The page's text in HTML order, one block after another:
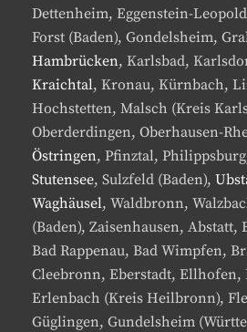
Dettenheim, Eggenstein-
Forst (Baden), Gondelsheim,
Hambrücken, Karlsbad,
Kraichtal, Kronau, Kürnbach,
Hochstetten, Malsch (Kreis
Oberderdingen, Oberhausen-
Östringen, Pfinztal,
Stutensee, Sulzfeld (Baden),
Waghäusel, Waldbronn,
(Baden), Zaisenhausen,
Bad Rappenau, Bad Wimpfen,
Cleebronn, Eberstadt, Ellhofen,
Erlenbach (Kreis Heilbronn),
Güglingen, Gundelsheim